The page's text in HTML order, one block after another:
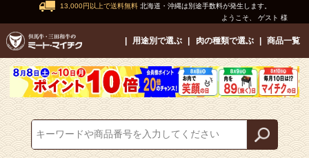
13,000円以上で送料無料 北海道・沖縄は別途手数料が発生します。
ようこそ、 ゲスト 様
用途別で選ぶ 肉の種類で選ぶ 商品一覧